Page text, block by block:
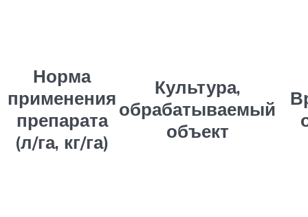
Норма
применения
препарата
(л/га, кг/га)
Культура,
обрабатываемый
объект